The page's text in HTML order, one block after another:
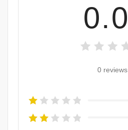
0.0
0 reviews